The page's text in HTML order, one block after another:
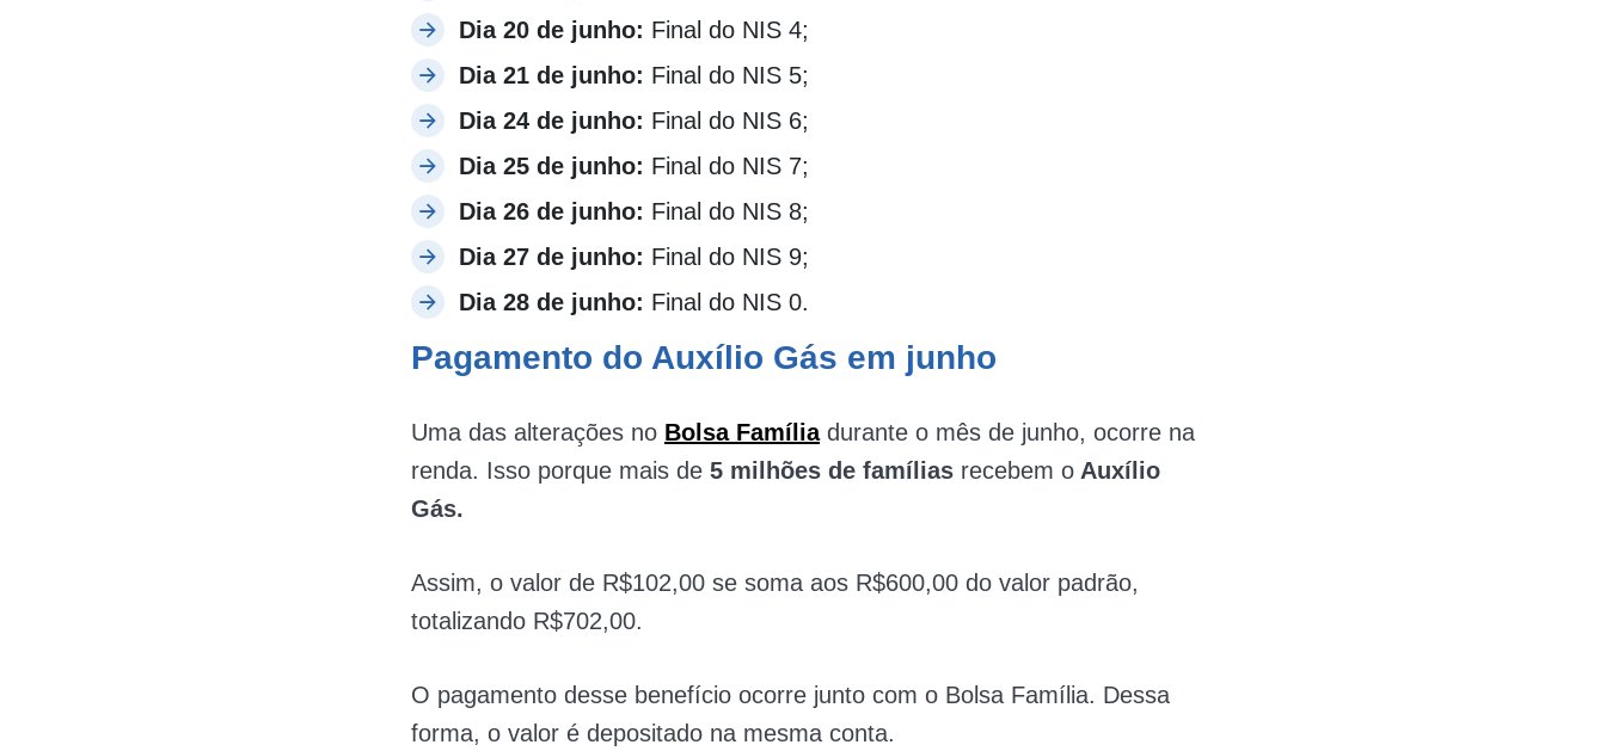
Dia 20 de junho: Final do NIS 4;
Dia 21 de junho: Final do NIS 5;
Dia 24 de junho: Final do NIS 6;
Dia 25 de junho: Final do NIS 7;
Dia 26 de junho: Final do NIS 8;
Dia 27 de junho: Final do NIS 9;
Dia 28 de junho: Final do NIS 0.
Pagamento do Auxílio Gás em junho
Uma das alterações no Bolsa Famíliadurante o mês de junho, ocorre na
renda. Isso porque mais de 5 milhões de famílias recebem o Auxílio
Gás.
Assim, o valor de R$102,00 se soma aos R$600,00 do valor padrão,
totalizando R$702,00.
O pagamento desse benefício ocorre junto com o Bolsa Família. Dessa
forma, o valor é depositado na mesma conta.